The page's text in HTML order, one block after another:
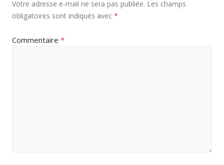
Votre adresse e-mail ne sera pas publiée. Les champs
obligatoires sont indiqués avec *
Commentaire *